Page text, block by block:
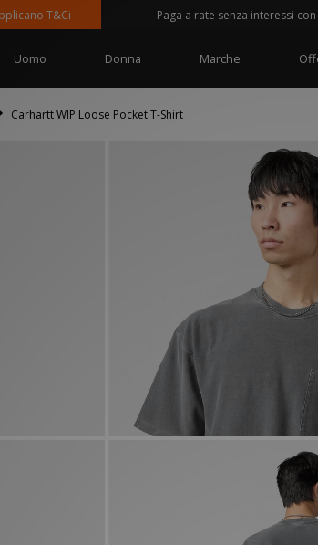
T&Ci Paga a rate senza interessi con
Uomo Donna Marche
Carhartt WIP Loose Pocket T-Shirt